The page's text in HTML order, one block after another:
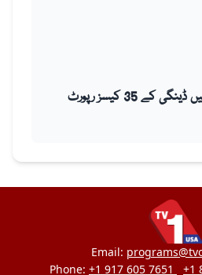
Email:
Phone: +1 917 605 7651 +1